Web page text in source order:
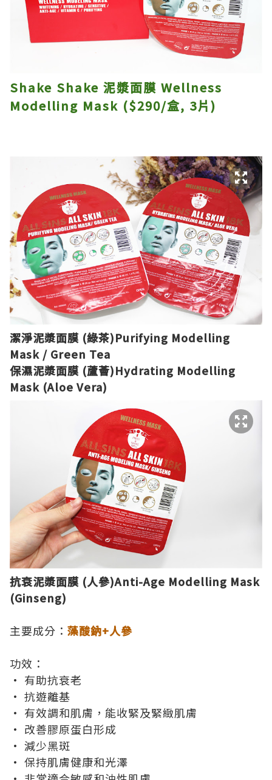
Shake Shake 泥漿面膜 Wellness
Modelling Mask ($290/盒, 3片)
潔淨泥漿面膜 (綠茶)Purifying Modelling
Mask / Green Tea
保濕泥漿面膜 (蘆薈)Hydrating Modelling
Mask (Aloe Vera)
抗衰泥漿面膜 (人參)Anti-Age Modelling Mask
(Ginseng)
主要成分： 藻酸鈉+人參
功效：
• 有助抗衰老
• 抗遊離基
• 有效調和肌膚，能收緊及緊緻肌膚
• 改善膠原蛋白形成
• 減少黑斑
• 保持肌膚健康和光澤